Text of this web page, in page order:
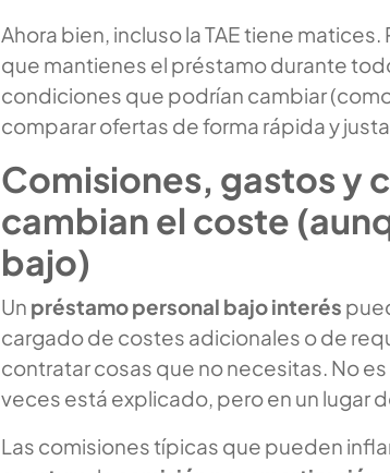
Ahora bien, incluso la TAE tiene
que mantienes el préstamo durante
condiciones que podrían cambiar
comparar ofertas de forma rápida y
Comisiones, gastos y
cambian el coste
bajo)
Un préstamo personal bajo interés
cargado de costes adicionales o de
contratar cosas que no necesitas. No
veces está explicado, pero en un lugar
Las comisiones típicas que pueden